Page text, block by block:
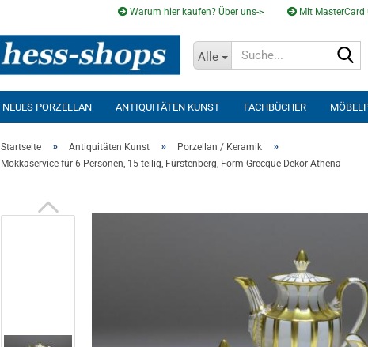
Warum hier kaufen? Über uns-> Mit
Alle
NEUES PORZELLAN ANTIQUITÄTEN KUNST FACHBÜCHER
Startseite » Antiquitäten Kunst » Porzellan / Keramik »
Mokkaservice für 6 Personen, 15-teilig, Fürstenberg, Form Grecque Dekor Athena